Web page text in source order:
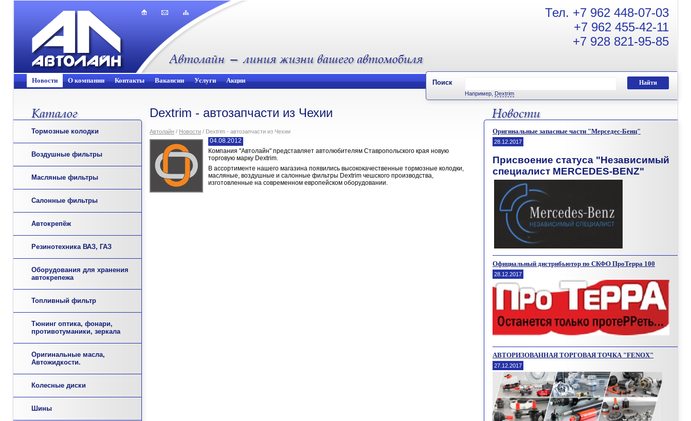
Тел. +7 962 448-07-03
+7 962 455-42-11
+7 928 821-95-85
Поиск
Например, Dextrim
Новости О компании Контакты Вакансии Услуги Акции
Тормозные колодки
Воздушные фильтры
Масляные фильтры
Салонные фильтры
Автокрепёж
Резинотехника ВАЗ, ГАЗ
Оборудования для хранения
автокрепежа
Топливный фильтр
Тюнинг оптика, фонари,
противотуманики, зеркала
Оригинальные масла,
Автожидкости.
Колесные диски
Шины
Dextrim - автозапчасти из Чехии
Автолайн / Новости / Dextrim - автозапчасти из Чехии
04.08.2012
Компания "Автолайн" представляет автолюбителям Ставропольского края новую
торговую марку Dextrim.
В ассортименте нашего магазина появились высококачественные тормозные колодки,
масляные, воздушные и салонные фильтры Dextrim чешского производства,
изготовленные на современном европейском оборудовании.
Оригинальные запасные части "Мерседес-Бенц"
28.12.2017
Присвоение статуса "Независимый
специалист MERCEDES-BENZ"
Официальный дистрибьютор по СКФО ПроТерра 100
28.12.2017
АВТОРИЗОВАННАЯ ТОРГОВАЯ ТОЧКА "FENOX"
27.12.2017